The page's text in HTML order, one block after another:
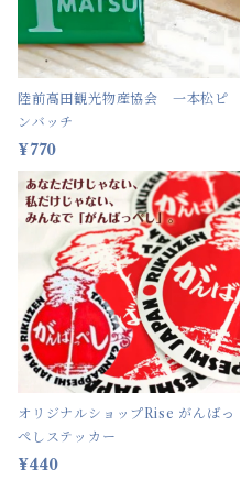
陸前高田観光物産協会 一本松ピ
ンバッチ
¥770
オリジナルショップRise がんばっ
ぺしステッカー
¥440